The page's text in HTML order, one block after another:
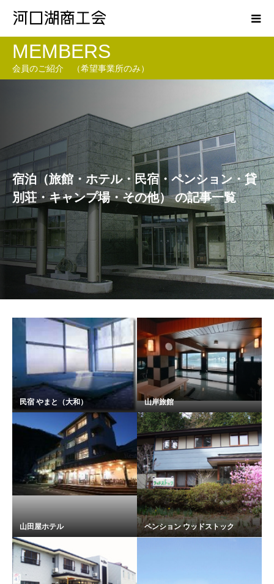
MEMBERS
会員のご紹介 （希望事業所のみ）
宿泊（旅館・ホテル・民宿・ペンション・貸
別荘・キャンプ場・その他） の記事一覧
民宿 やまと（大和） 山岸旅館
山田屋ホテル ペンション ウッドストック